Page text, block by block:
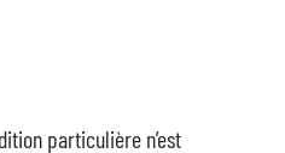
particulière n’est